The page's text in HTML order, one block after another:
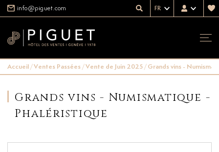
info@piguet.com FR
Accueil/Ventes Passées/Vente de Juin 2025/Grands vins -
Grands vins - Numismatique -
Phaléristique